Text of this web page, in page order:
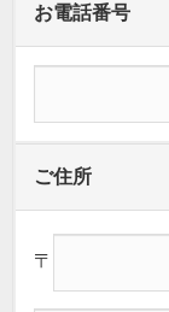
お電話番号
ご住所
〒